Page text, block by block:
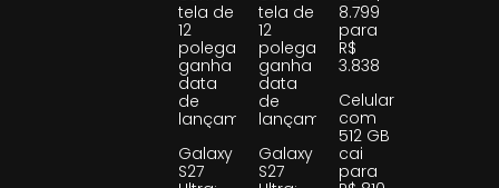
tela de
12
polegadas
ganha
data
de
lançamento
Galaxy
S27
tela de
12
polegadas
ganha
data
de
lançamento
Galaxy
S27
8.799
para
R$
3.838
Celular
com
512 GB
cai
para